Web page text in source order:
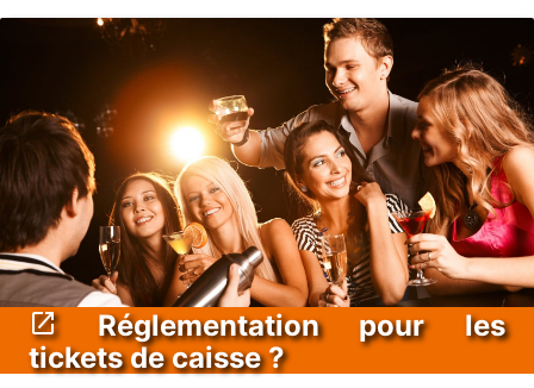
Réglementation pour les
tickets de caisse ?